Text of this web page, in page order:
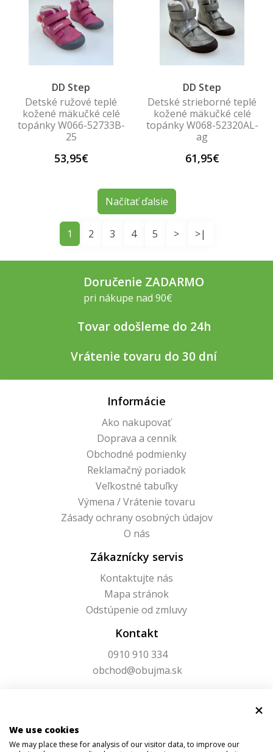
DD Step
Detské ružové teplé
kožené mäkučké celé
topánky W066-52733B-
25
53,95€
DD Step
Detské strieborné teplé
kožené mäkučké celé
topánky W068-52320AL-
ag
61,95€
Načítať ďalsie
1 2 3 4 5 > >|
Doručenie ZADARMO
pri nákupe nad 90€
Tovar odošleme do 24h
Vrátenie tovaru do 30 dní
Informácie
Ako nakupovať
Doprava a cenník
Obchodné podmienky
Reklamačný poriadok
Veľkostné tabuľky
Výmena / Vrátenie tovaru
Zásady ochrany osobných údajov
O nás
Zákaznícky servis
Kontaktujte nás
Mapa stránok
Odstúpenie od zmluvy
Kontakt
0910 910 334
obchod@obujma.sk
We use cookies
We may place these for analysis of our visitor data, to improve our